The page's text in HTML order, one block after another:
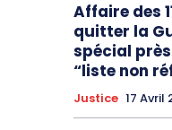
Affaire des
quitter la
spécial près
“liste non
Justice 17 Avril